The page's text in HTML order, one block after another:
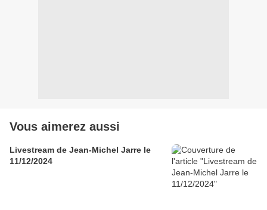
Vous aimerez aussi
Livestream de Jean-Michel Jarre le
11/12/2024